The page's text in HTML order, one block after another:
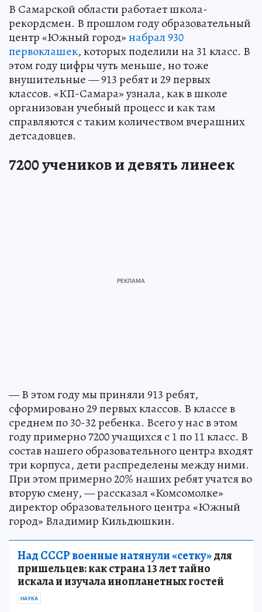
В Самарской области работает школа-
рекордсмен. В прошлом году образовательный
центр «Южный город»набрал 930
первоклашек, которых поделили на 31 класс. В
этом году цифры чуть меньше, но тоже
внушительные — 913 ребят и 29 первых
классов. «КП-Самара» узнала, как в школе
организован учебный процесс и как там
справляются с таким количеством вчерашних
детсадовцев.
7200 учеников и девять линеек
— В этом году мы приняли 913 ребят,
сформировано 29 первых классов. В классе в
среднем по 30-32 ребенка. Всего у нас в этом
году примерно 7200 учащихся с 1 по 11 класс. В
состав нашего образовательного центра входят
три корпуса, дети распределены между ними.
При этом примерно 20% наших ребят учатся во
вторую смену, — рассказал «Комсомолке»
директор образовательного центра «Южный
город» Владимир Кильдюшкин.
Над СССР военные натянули «сетку»для
пришельцев: как страна 13 лет тайно
искала и изучала инопланетных гостей
НАУКА